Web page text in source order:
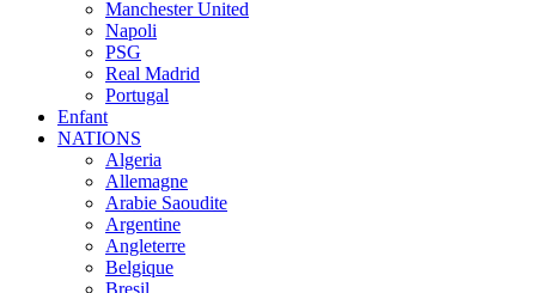
Manchester United
Napoli
PSG
Real Madrid
Portugal
Enfant
NATIONS
Algeria
Allemagne
Arabie Saoudite
Argentine
Angleterre
Belgique